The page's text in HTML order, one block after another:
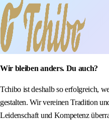
Wir bleiben anders. Du auch?
Tchibo ist deshalb so erfolgreich,
gestalten. Wir vereinen Tradition
Leidenschaft und Kompetenz